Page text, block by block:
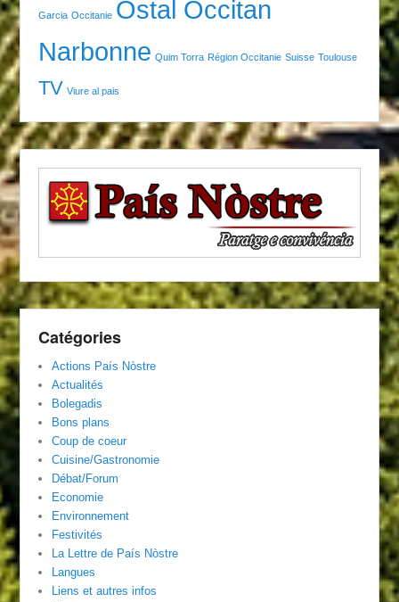
Garcia Occitanie Ostal Occitan
Narbonne Quim Torra Région Occitanie Suisse Toulouse
TV Viure al pais
Catégories
Actions País Nòstre
Actualités
Bolegadis
Bons plans
Coup de coeur
Cuisine/Gastronomie
Débat/Forum
Economie
Environnement
Festivités
La Lettre de País Nòstre
Langues
Liens et autres infos